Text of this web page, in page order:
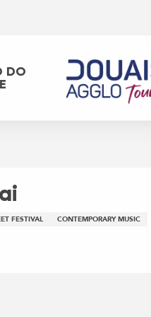
DO
FESTIVAL CONTEMPORARY MUSIC